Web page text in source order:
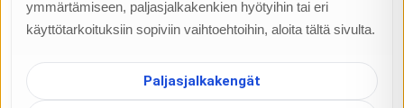
ymmärtämiseen, paljasjalkakenkien hyötyihin tai eri
käyttötarkoituksiin sopiviin vaihtoehtoihin, aloita tältä sivulta.
Paljasjalkakengät